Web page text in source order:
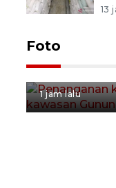
13
Foto
1 jam lalu